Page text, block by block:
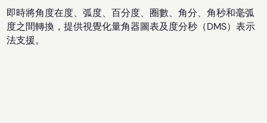
即時將角度在度、弧度、百分度、圈數、角分、角秒和毫弧
度之間轉換，提供視覺化量角器圖表及度分秒（DMS）表示
法支援。